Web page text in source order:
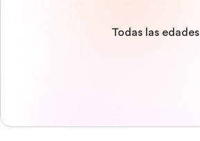
Todas las edades